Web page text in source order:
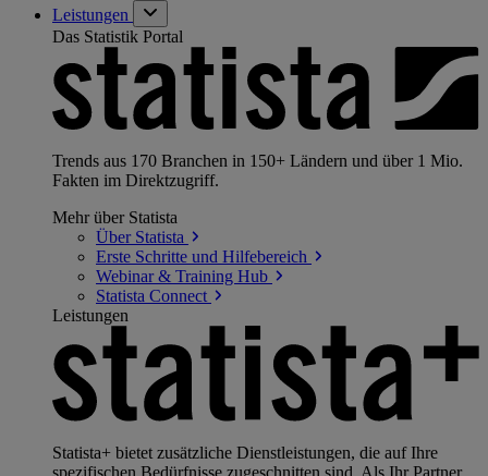
Leistungen
Das Statistik Portal
Trends aus 170 Branchen in 150+ Ländern und über 1 Mio.
Fakten im Direktzugriff.
Mehr über Statista
Über Statista
Erste Schritte und Hilfebereich
Webinar & Training Hub
Statista Connect
Leistungen
Statista+ bietet zusätzliche Dienstleistungen, die auf Ihre
spezifischen Bedürfnisse zugeschnitten sind. Als Ihr Partner